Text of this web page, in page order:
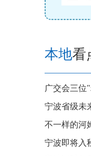
本地看
广交会三位
宁波省级未
不一样的河
宁波即将入